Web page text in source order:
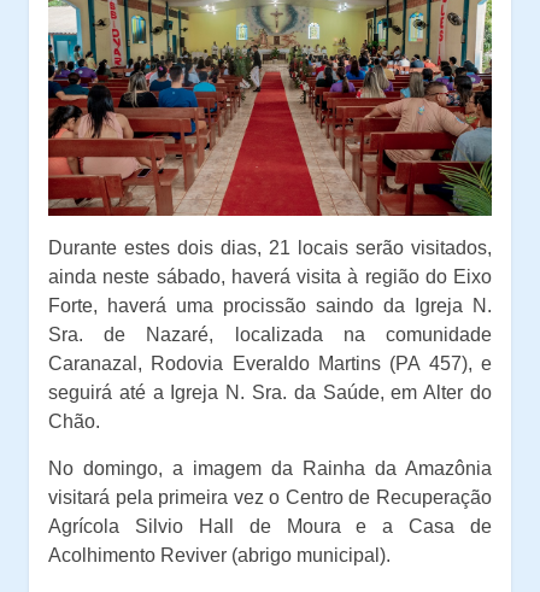
Durante estes dois dias, 21 locais serão visitados,
ainda neste sábado, haverá visita à região do Eixo
Forte, haverá uma procissão saindo da Igreja N.
Sra. de Nazaré, localizada na comunidade
Caranazal, Rodovia Everaldo Martins (PA 457), e
seguirá até a Igreja N. Sra. da Saúde, em Alter do
Chão.
No domingo, a imagem da Rainha da Amazônia
visitará pela primeira vez o Centro de Recuperação
Agrícola Silvio Hall de Moura e a Casa de
Acolhimento Reviver (abrigo municipal).